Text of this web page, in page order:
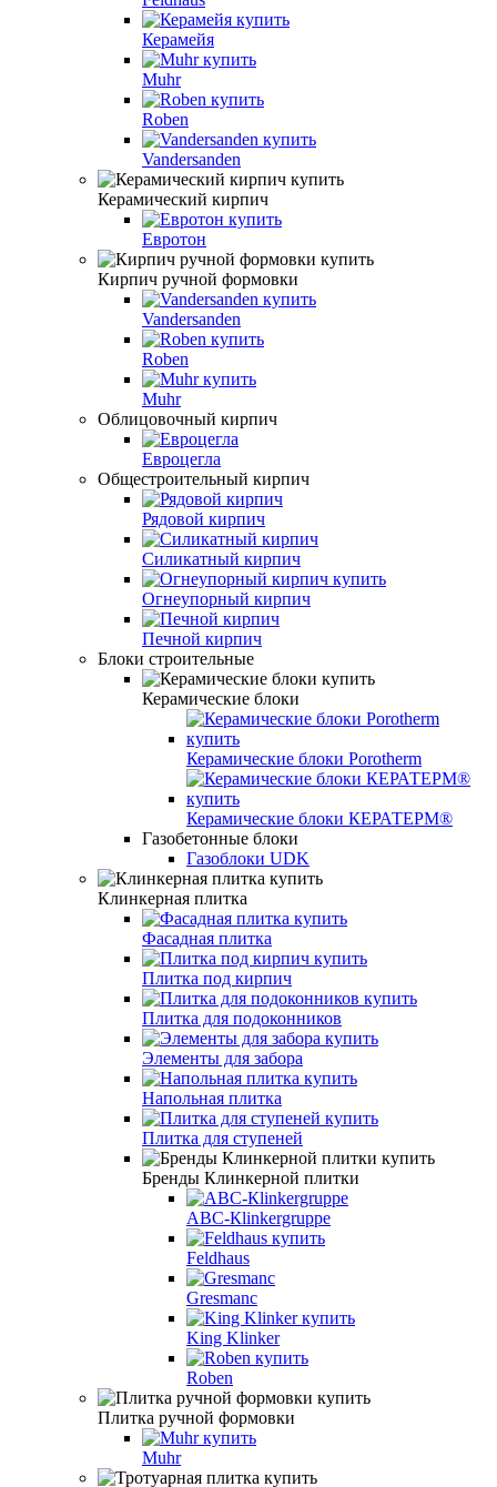
Керамейя
Muhr
Roben
Vandersanden
Керамический кирпич
Евротон
Кирпич ручной формовки
Vandersanden
Roben
Muhr
Облицовочный кирпич
Евроцегла
Общестроительный кирпич
Рядовой кирпич
Силикатный кирпич
Огнеупорный кирпич
Печной кирпич
Блоки строительные
Керамические блоки
Керамические блоки Porotherm
Керамические блоки КЕРАТЕРМ®
Газобетонные блоки
Газоблоки UDK
Клинкерная плитка
Фасадная плитка
Плитка под кирпич
Плитка для подоконников
Элементы для забора
Напольная плитка
Плитка для ступеней
Бренды Клинкерной плитки
АВС-Кlinkergruppe
Feldhaus
Gresmanc
King Klinker
Roben
Плитка ручной формовки
Muhr